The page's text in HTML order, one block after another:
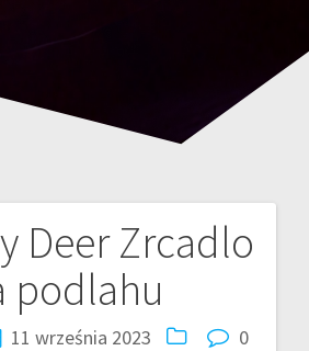
Deer Zrcadlo
podlahu
11 września 2023 0